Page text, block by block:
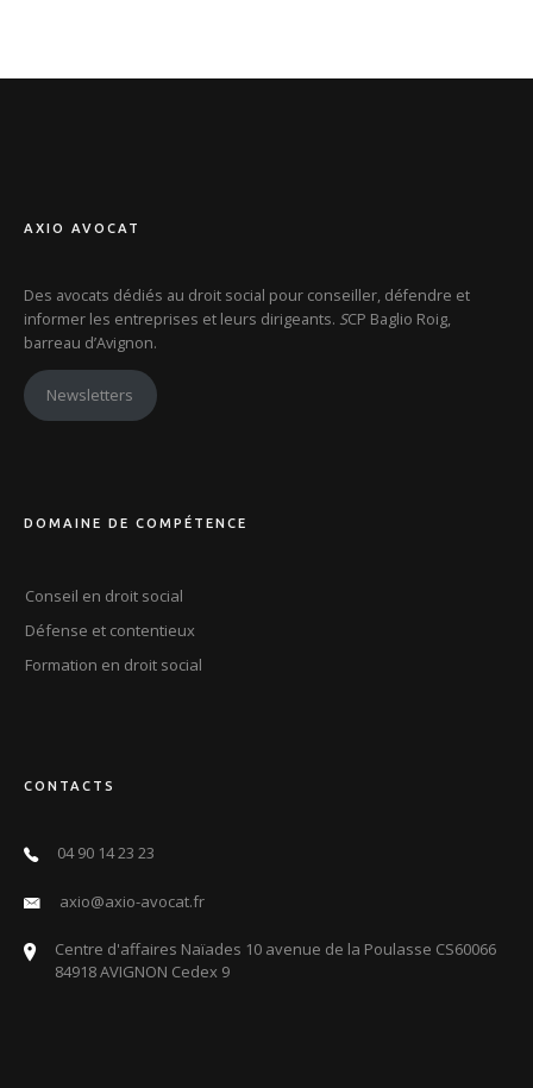
AXIO AVOCAT
Des avocats dédiés au droit social pour conseiller, défendre et
informer les entreprises et leurs dirigeants. SCP Baglio Roig,
barreau d’Avignon.
Newsletters
DOMAINE DE COMPÉTENCE
Conseil en droit social
Défense et contentieux
Formation en droit social
CONTACTS
04 90 14 23 23
axio@axio-avocat.fr
Centre d'affaires Naïades 10 avenue de la Poulasse CS60066
84918 AVIGNON Cedex 9